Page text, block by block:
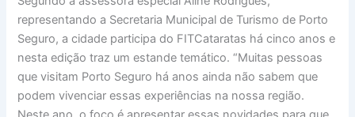
representando a Secretaria Municipal de Turismo de Porto
Seguro, a cidade participa do FITCataratas há cinco anos e
nesta edição traz um estande temático. “Muitas pessoas
que visitam Porto Seguro há anos ainda não sabem que
podem vivenciar essas experiências na nossa região.